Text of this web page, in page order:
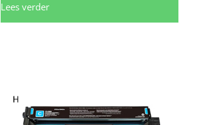
Lees verder